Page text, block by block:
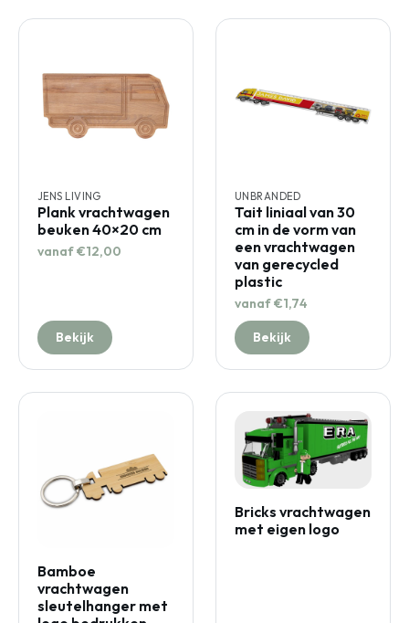
JENS LIVING
Plank vrachtwagen
beuken 40×20 cm
vanaf €12,00
Bekijk
UNBRANDED
Tait liniaal van 30
cm in de vorm van
een vrachtwagen
van gerecycled
plastic
vanaf €1,74
Bekijk
Bamboe
vrachtwagen
sleutelhanger met
Bricks vrachtwagen
met eigen logo